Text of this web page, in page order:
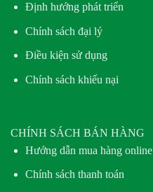
Định hướng phát triển
Chính sách đại lý
Điều kiện sử dụng
Chính sách khiếu nại
CHÍNH SÁCH BÁN HÀNG
Hướng dẫn mua hàng online
Chính sách thanh toán